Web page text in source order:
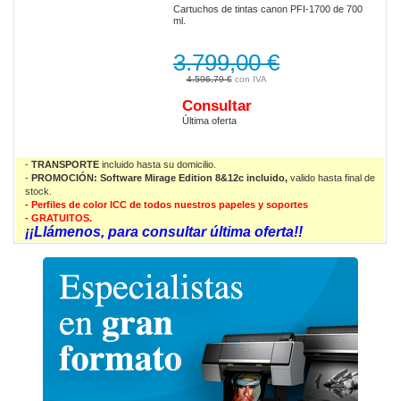
Cartuchos de tintas canon PFI-1700 de 700
ml.
4.596,79 €
3.799,00 €
Consultar
Última oferta
- TRANSPORTE incluido hasta su domicilio.
- PROMOCIÓN: Software Mirage Edition 8&12c incluido, valido hasta final de
stock.
- Perfiles de color ICC de todos nuestros papeles y soportes
- GRATUITOS.
¡¡Llámenos, para consultar última oferta!!